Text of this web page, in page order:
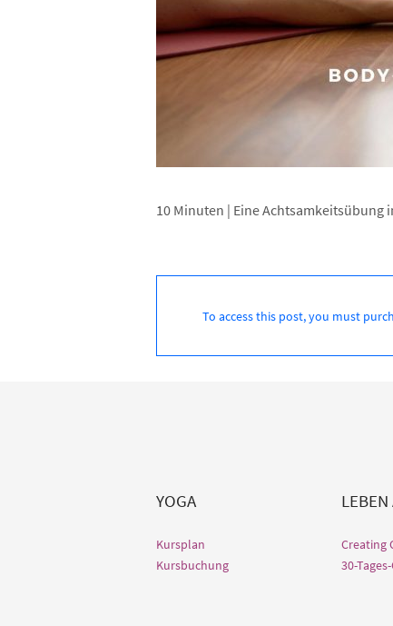
10 Minuten | Eine Achtsamkeitsübung
To access this post, you must
YOGA
Kursplan
Kursbuchung
Creating
30-